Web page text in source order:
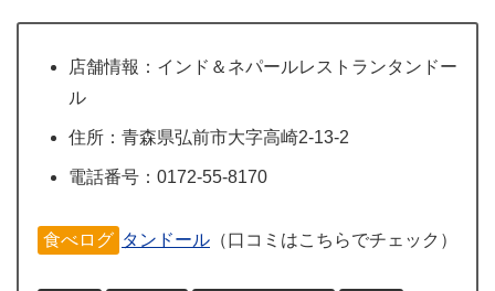
店舗情報：インド＆ネパールレストランタンドー
ル
住所：青森県弘前市大字高崎2-13-2
電話番号：0172-55-8170
食べログ タンドール （口コミはこちらでチェック）